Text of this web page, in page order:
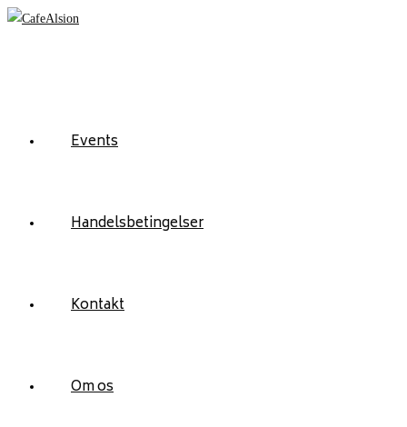
Skip
Events
Handelsbetingelser
Kontakt
Om os